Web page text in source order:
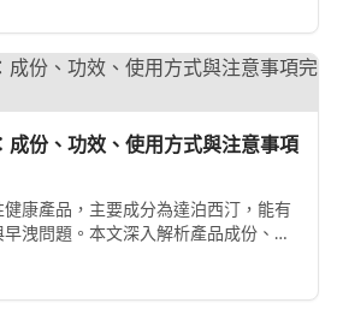
成份、功效、使用方式與注意事項
康產品，主要成分為達泊西汀，能有
洩問題。本文深入解析產品成份、功